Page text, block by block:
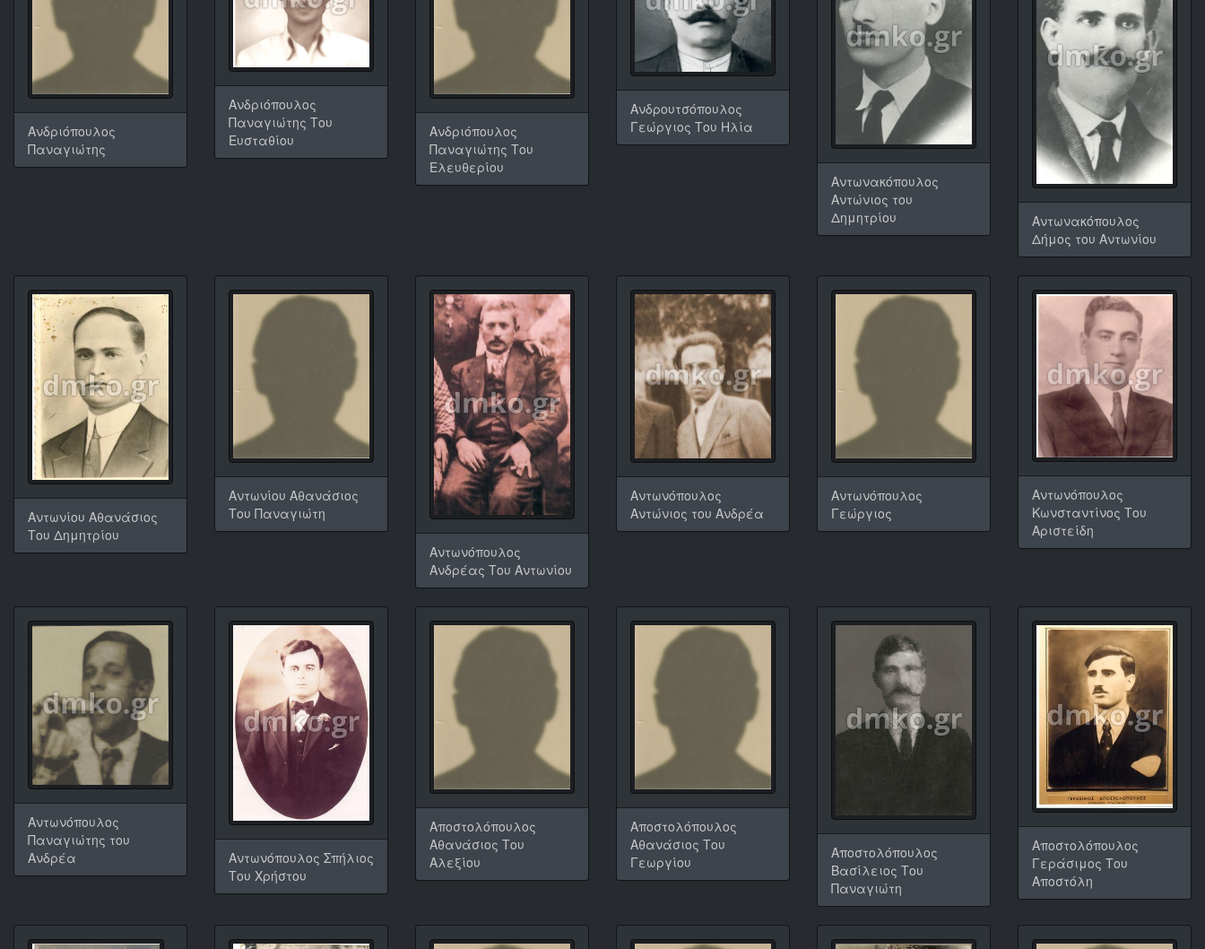
Ανδριόπουλος
Παναγιώτης
Ανδριόπουλος
Παναγιώτης Του
Ευσταθίου
Ανδριόπουλος
Παναγιώτης Του
Ελευθερίου
Ανδρουτσόπουλος
Γεώργιος Του Ηλία
Αντωνακόπουλος
Αντώνιος του
Δημητρίου
Αντωνακόπουλος
Δήμος του Αντωνίου
Αντωνίου Αθανάσιος
Του Δημητρίου
Αντωνίου Αθανάσιος
Του Παναγιώτη
Αντωνόπουλος
Ανδρέας Του Αντωνίου
Αντωνόπουλος
Αντώνιος του Ανδρέα
Αντωνόπουλος
Γεώργιος
Αντωνόπουλος
Κωνσταντίνος Του
Αριστείδη
Αντωνόπουλος
Παναγιώτης του
Ανδρέα
Αντωνόπουλος Σπήλιος
Του Χρήστου
Αποστολόπουλος
Αθανάσιος Του
Αλεξίου
Αποστολόπουλος
Αθανάσιος Του
Γεωργίου
Αποστολόπουλος
Βασίλειος Του
Παναγιώτη
Αποστολόπουλος
Γεράσιμος Του
Αποστόλη